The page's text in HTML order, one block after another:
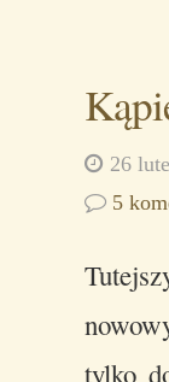
26
5
tylko